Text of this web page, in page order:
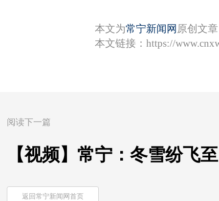
本文为常宁新闻网 原创文
本文链接： https://
阅读下一篇
【视频】常宁：冬雪纷飞至
返回常宁新闻网首页